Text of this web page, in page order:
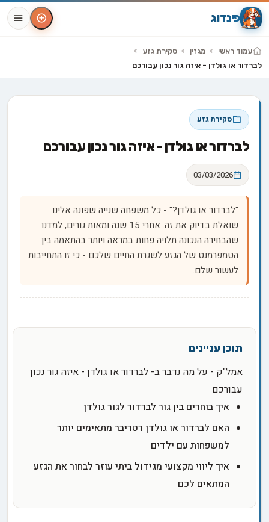
פינדוג
עמוד ראשי מגזין
סקירת גזע
לברדור או גולדן - איזה גור נכון עבורכם
סקירת גזע
לברדור או גולדן - איזה גור נכון עבורכם
03/03/2026
"לברדור או גולדן?" - כל משפחה שנייה שפונה אלינו
שואלת בדיוק את זה. אחרי 15 שנה ומאות גורים, למדנו
שהבחירה הנכונה תלויה פחות במראה ויותר בהתאמה בין
הטמפרמנט של הגזע לשגרת החיים שלכם - כי זו התחייבות
לעשור שלם.
אמל"ק - על מה נדבר ב- לברדור או גולדן - איזה גור נכון
עבורכם
איך בוחרים בין גור לברדור לגור גולדן
האם לברדור או גולדן רטריבר מתאימים יותר
למשפחות עם ילדים
איך ליווי מקצועי מגידול ביתי עוזר לבחור את הגזע
המתאים לכם